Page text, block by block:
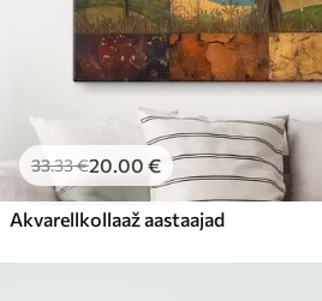
33.33€20.00 €
Akvarellkollaaž aastaajad